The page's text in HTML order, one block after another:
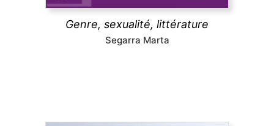
Genre, sexualité, littérature
Segarra Marta
découvrir